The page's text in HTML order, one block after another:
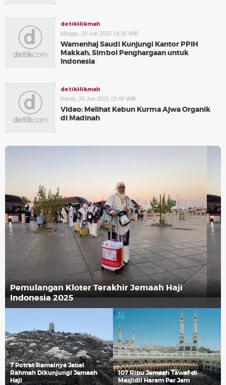
detikHikmah
Minggu, 29 Jun 2025 19:26 WIB
Wamenhaj Saudi Kunjungi Kantor PPIH
Makkah, Simbol Penghargaan untuk
Indonesia
detikHikmah
Kamis, 26 Jun 2025 22:49 WIB
Video: Melihat Kebun Kurma Ajwa Organik
di Madinah
Pemulangan Kloter Terakhir Jemaah Haji
Indonesia 2025
7 Potret Ramainya Jabal
Rahmah Dikunjungi Jemaah
Haji
107 Ribu Jemaah Tawaf di
Masjidil Haram Per Jam